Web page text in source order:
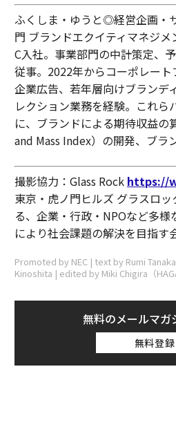
ふくしま・ゆうと◎経営企画・
門 ブランドエクイティマネジ
C入社。事業部門の中計策定、
従事。2022年からコーポレート
企業広告、若年層向けブランデ
レクション業務を経験。これら
に、ブランドによる期待収益の
and Mass Index）の開発、ブラ
撮影協力：Glass Rock https://
東京・虎ノ門ヒルズ グラスロ
る、企業・行政・NPOなど多
により社会課題の解決を目指す
Promoted by NEC | text by Rumi
Kinoshita | edited by Miki Chigira（
無料のメールマガ
無料登録